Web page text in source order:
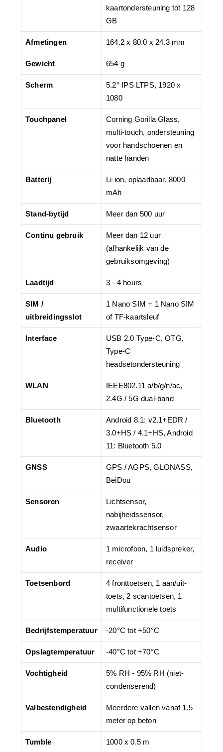
kaartondersteuning tot 128
GB
Afmetingen 164.2 x 80.0 x 24.3 mm
Gewicht 654 g
Scherm
5.2'' IPS LTPS, 1920 x
1080
Touchpanel
Corning Gorilla Glass,
multi-touch, ondersteuning
voor handschoenen en
natte handen
Batterij
Li-ion, oplaadbaar, 8000
mAh
Stand-bytijd Meer dan 500 uur
Continu gebruik
Meer dan 12 uur
(afhankelijk van de
gebruiksomgeving)
Laadtijd 3 - 4 hours
SIM /
uitbreidingsslot
1 Nano SIM + 1 Nano SIM
of TF-kaartsleuf
Interface
USB 2.0 Type-C, OTG,
Type-C
headsetondersteuning
WLAN
IEEE802.11 a/b/g/n/ac,
2.4G / 5G dual-band
Bluetooth
Android 8.1: v2.1+EDR /
3.0+HS / 4.1+HS, Android
11: Bluetooth 5.0
GNSS
GPS / AGPS, GLONASS,
BeiDou
Sensoren
Lichtsensor,
nabijheidssensor,
zwaartekrachtsensor
Audio
1 microfoon, 1 luidspreker,
receiver
Toetsenbord
4 fronttoetsen, 1 aan/uit-
toets, 2 scantoetsen, 1
multifunctionele toets
Bedrijfstemperatuur -20°C tot +50°C
Opslagtemperatuur -40°C tot +70°C
Vochtigheid
5% RH - 95% RH (niet-
condenserend)
Valbestendigheid
Meerdere vallen vanaf 1,5
meter op beton
Tumble 1000 x 0.5 m